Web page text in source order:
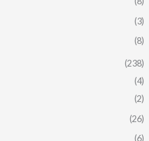
(3)
(8)
(238)
(4)
(2)
(26)
(6)